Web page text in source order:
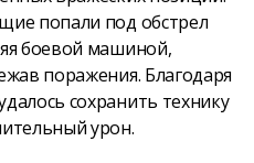
попали под обстрел
боевой машиной,
поражения. Благодаря
сохранить технику
урон.